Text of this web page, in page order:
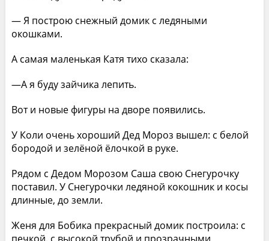
— Я построю снежный домик с ледяными
окошками.
А самая маленькая Катя тихо сказала:
—А я буду зайчика лепить.
Вот и новые фигуры на дворе появились.
У Коли очень хороший Дед Мороз вышел: с белой
бородой и зелёной ёлочкой в руке.
Рядом с Дедом Морозом Саша свою Снегурочку
поставил. У Снегурочки ледяной кокошник и косы
длинные, до земли.
Женя для Бобика прекрасный домик построила: с